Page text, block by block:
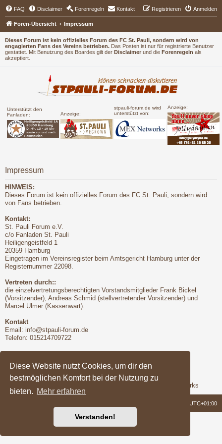
Diese Website nutzt Cookies, um dir den
bestmöglichen Komfort bei der Nutzung zu
bieten. Mehr erfahren
Verstanden!
Dieses Forum ist kein offizielles Forum des FC St. Pauli, sondern wird von
engagierten Fans des Vereins betrieben. Das Posten ist nur für registrierte Benutzer
gestattet. Mit Benutzung des Boardes gilt der Disclaimer und die Forenregeln als
akzeptiert.
Unterstützt den
Fanladen:
Anzeige:
stpauli-forum.de wird
unterstützt von:
Anzeige:
FAQ Disclaimer Forenregeln Kontakt Anmelden
Registrieren
Foren-Übersicht Impressum
Impressum
HINWEIS:
Dieses Forum ist kein offizielles Forum des FC St. Pauli, sondern wird
von Fans betrieben.
Kontakt:
St. Pauli Forum e.V.
c/o Fanladen St. Pauli
Heiligengeistfeld 1
20359 Hamburg
Eingetragen im Vereinsregister beim Amtsgericht Hamburg unter der
Registernummer 22098.
Vertreten durch::
die einzelvertretungsberechtigten Vorstandsmitglieder Frank Bickel
(Vorsitzender), Andreas Schmid (stellvertretender Vorsitzender) und
Marcel Ulmer (Kassenwart).
Kontakt
Email: info@stpauli-forum.de
Telefon: 015214709722
Hinsichtlich der Nutzungsbedingungen gilt unser Disclaimer
Support
Das Forum wird freundlicherweise unterstützt von Q-MEX Networks
UTC+01:00
Powered byphpBB® Forum Software © phpBB Limited